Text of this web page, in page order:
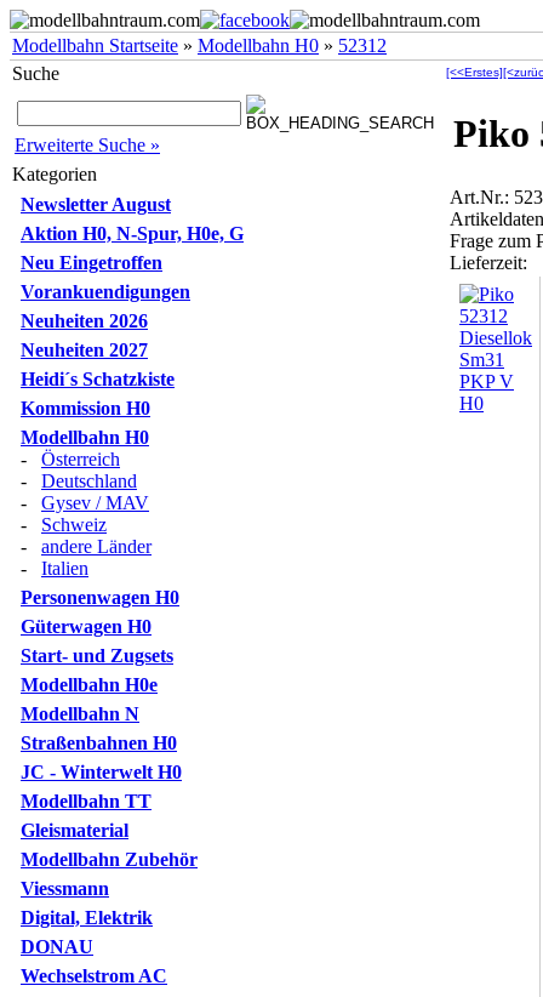
Modellbahn Startseite » Modellbahn H0 » 52312
Suche
Erweiterte Suche »
Kategorien
Newsletter August
Aktion H0, N-Spur, H0e, G
Neu Eingetroffen
Vorankuendigungen
Neuheiten 2026
Neuheiten 2027
Heidi´s Schatzkiste
Kommission H0
Modellbahn H0
- Österreich
- Deutschland
- Gysev / MAV
- Schweiz
- andere Länder
- Italien
Personenwagen H0
Güterwagen H0
Start- und Zugsets
Modellbahn H0e
Modellbahn N
Straßenbahnen H0
JC - Winterwelt H0
Modellbahn TT
Gleismaterial
Modellbahn Zubehör
Viessmann
Digital, Elektrik
DONAU
Wechselstrom AC
[<<Erstes]
Piko
Art.Nr.:
Frage zum
Lieferzeit: